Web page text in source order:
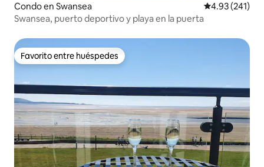
Condo en Swansea Calificación
4.93 (241)
Swansea, puerto deportivo y playa en la puerta
Favorito entre huéspedes
Favorito entre huéspedes